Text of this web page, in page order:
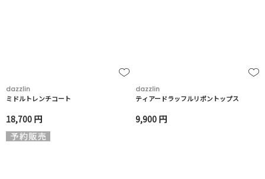
dazzlin
ミドルトレンチコート
18,700 円
dazzlin
ティアードラッフルリボントップス
9,900 円